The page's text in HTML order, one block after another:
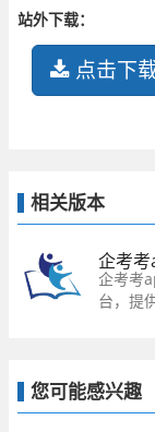
站外下载：
点击下
相关版本
企考
企考考
台，提
您可能感兴趣